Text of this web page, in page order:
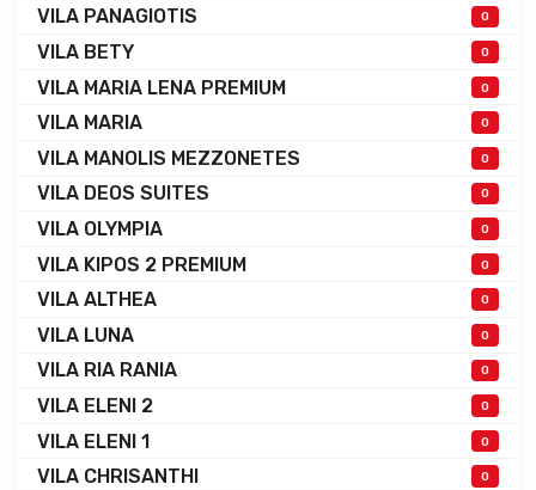
VILA PANAGIOTIS 0
VILA BETY 0
VILA MARIA LENA PREMIUM 0
VILA MARIA 0
VILA MANOLIS MEZZONETES 0
VILA DEOS SUITES 0
VILA OLYMPIA 0
VILA KIPOS 2 PREMIUM 0
VILA ALTHEA 0
VILA LUNA 0
VILA RIA RANIA 0
VILA ELENI 2 0
VILA ELENI 1 0
VILA CHRISANTHI 0